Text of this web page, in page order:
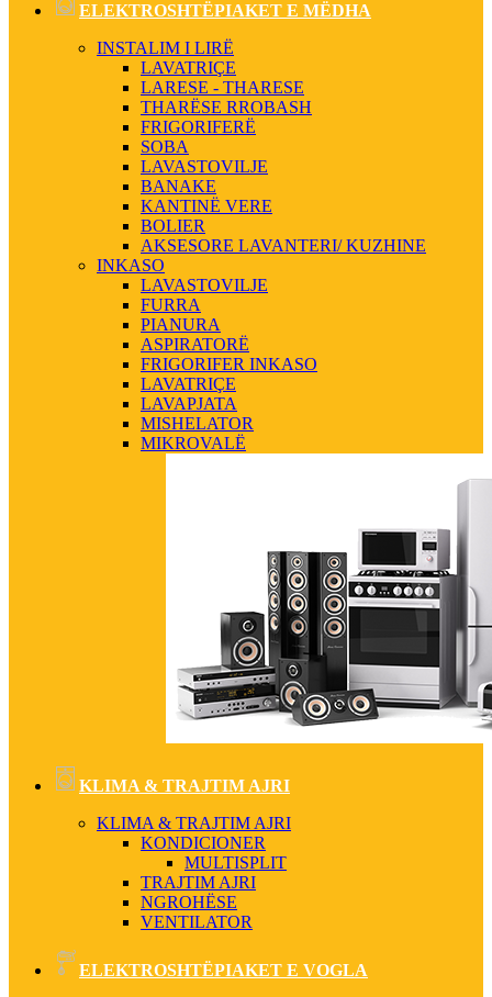
ELEKTROSHTËPIAKET E MËDHA
INSTALIM I LIRË
LAVATRIÇE
LARESE - THARESE
THARËSE RROBASH
FRIGORIFERË
SOBA
LAVASTOVILJE
BANAKE
KANTINË VERE
BOLIER
AKSESORE LAVANTERI/ KUZHINE
INKASO
LAVASTOVILJE
FURRA
PIANURA
ASPIRATORË
FRIGORIFER INKASO
LAVATRIÇE
LAVAPJATA
MISHELATOR
MIKROVALË
KLIMA & TRAJTIM AJRI
KLIMA & TRAJTIM AJRI
KONDICIONER
MULTISPLIT
TRAJTIM AJRI
NGROHËSE
VENTILATOR
ELEKTROSHTËPIAKET E VOGLA